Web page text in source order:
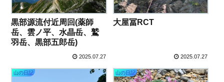
黒部源流付近周回(薬師
岳、雲ノ平、水晶岳、鷲
羽岳、黒部五郎岳)
2025.07.27
大屋冨RCT
2025.07.27
山の日記 山の日記